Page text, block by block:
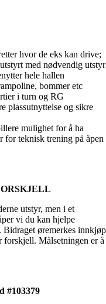
hvor de eks kan drive;
med nødvendig utstyr
hele hallen
bommer etc
i turn og RG
plassutnyttelse og sikre
mulighet for å ha
for teknisk trening på åpen
utstyr, men i et
vi du kan hjelpe
Bidraget øremerkes innkjøp
Målsetningen er å
#103379